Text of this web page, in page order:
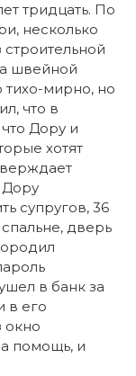
тридцать. По
несколько
швейной
мирно, но
что в
Дору и
хотят
Дору
супругов, 36
дверь
в банк за
в его
окно
помощь, и